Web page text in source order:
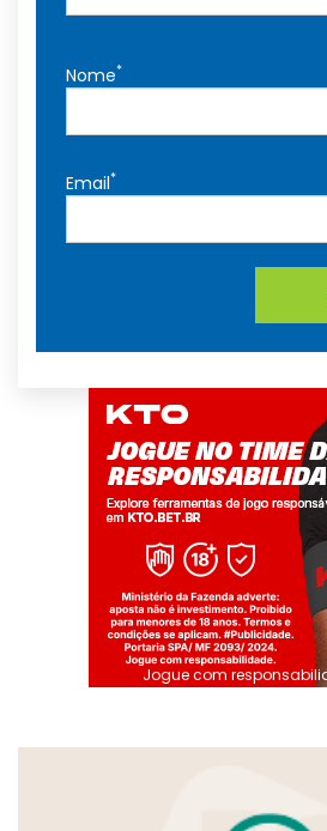
Nome*
Email*
Jogue com